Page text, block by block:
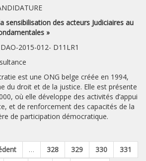
sensibilisation des acteurs Judiciaires au
»
012- D11LR1
est une ONG belge créée en 1994,
du droit et de la justice. Elle est présente
où elle développe des activités d’appui
et de renforcement des capacités de la
de participation démocratique.
… 328 329 330
331